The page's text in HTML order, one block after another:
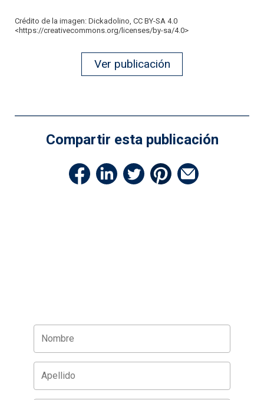
Crédito de la imagen: Dickadolino, CC BY-SA 4.0
<https://creativecommons.org/licenses/by-sa/4.0>
Ver publicación
Compartir esta publicación